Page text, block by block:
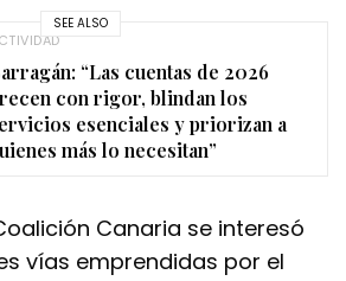
SEE ALSO
“Las cuentas de 2026
con rigor, blindan los
esenciales y priorizan a
más lo necesitan”
Canaria se interesó
vías emprendidas por el